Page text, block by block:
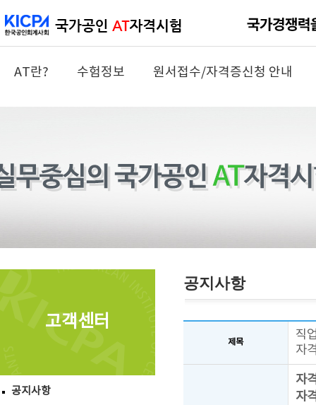
AT란? 수험정보 원서접수/자격증신청 안내
고객센터
공지사항
공지사항
제목
직
자
자
자